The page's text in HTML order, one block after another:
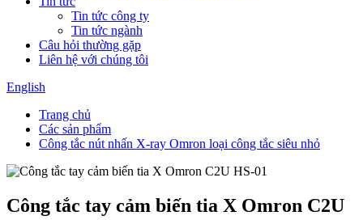
Tin tức công ty
Tin tức ngành
Câu hỏi thường gặp
Liên hệ với chúng tôi
English
Trang chủ
Các sản phẩm
Công tắc nút nhấn X-ray Omron loại công tắc siêu nhỏ
Công tắc tay cảm biến tia X Omron C2U